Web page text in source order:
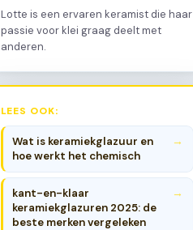
Lotte is een ervaren keramist die haar
passie voor klei graag deelt met
anderen.
LEES OOK:
Wat is keramiekglazuur en
hoe werkt het chemisch
kant-en-klaar
keramiekglazuren 2025: de
beste merken vergeleken